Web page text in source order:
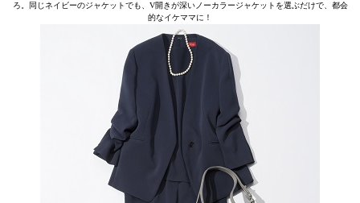
ろ。同じネイビーのジャケットでも、V開きが深いノーカラージャケットを選ぶだけで、都会
的なイケママに！